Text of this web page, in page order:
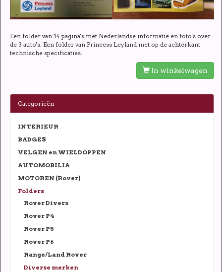
Een folder van 14 pagina's met Nederlandse informatie en foto's over
de 3 auto's. Een folder van Princess Leyland met op de achterkant
technische specificaties.
In winkelwagen
Categorieën
INTERIEUR
BADGES
VELGEN en WIELDOPPEN
AUTOMOBILIA
MOTOREN (Rover)
Folders
Rover Divers
Rover P4
Rover P5
Rover P6
Range/Land Rover
Diverse merken